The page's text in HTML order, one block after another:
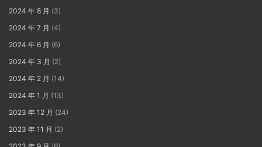
2024 年 8 月 (3)
2024 年 7 月 (4)
2024 年 6 月 (6)
2024 年 3 月 (2)
2024 年 2 月 (14)
2024 年 1 月 (13)
2023 年 12 月 (24)
2023 年 11 月 (2)